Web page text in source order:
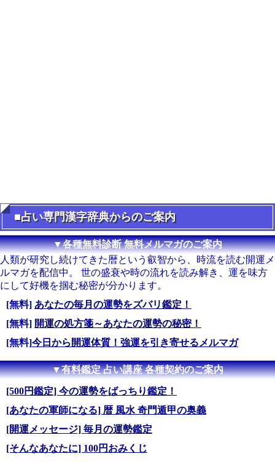
■占い専門漢字辞典からのご案内
▼各種無料診断 無料メルマガのご案内
人類が研究し続けてきた暦という叡智から、時流を読む開運メ
ルマガを配信中。 世の盛衰や時の流れを読み解き、運を味方
にして好機を掴む秘密が分かります。
[無料] あなたの毎月の運勢をズバリ鑑定！
[無料] 開運の処方箋～あなたの運勢の秘密！
[無料]今日から開運体質！強運を引き寄せるメルマガ
▼有料鑑定 占い講座 各種契約のご案内
[500円鑑定] 今の運勢をばっちり鑑定！
[あなたの軍師になる] 暦 風水 奇門遁甲の奥義
[開運メッセージ] 毎月の運勢鑑定
[そんなあなたに] 100円おみくじ